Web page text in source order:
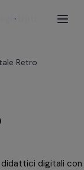
Registrati
Retro
digitali con